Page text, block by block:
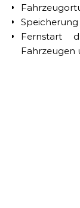
Fernstart
Fahrzeugen